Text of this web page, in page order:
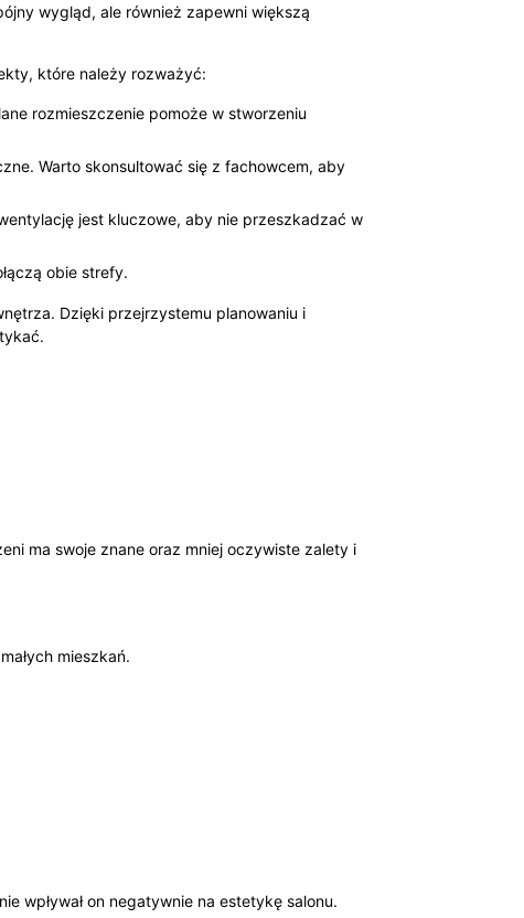
wygląd, ale również zapewni większą
które należy rozważyć:
rozmieszczenie pomoże w stworzeniu
Warto skonsultować się z fachowcem, aby
jest kluczowe, aby nie przeszkadzać w
obie strefy.
Dzięki przejrzystemu planowaniu i
ma swoje znane oraz mniej oczywiste zalety i
mieszkań.
wpływał on negatywnie na estetykę salonu.